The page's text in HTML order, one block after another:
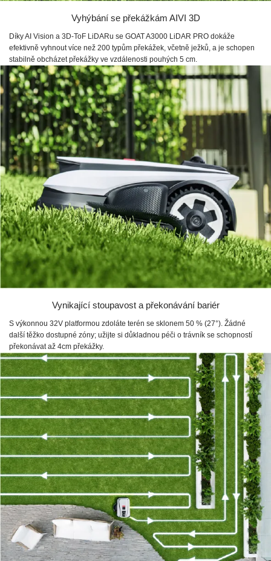
Vyhýbání se překážkám AIVI 3D
Díky AI Vision a 3D-ToF LiDARu se GOAT A3000 LiDAR PRO dokáže
efektivně vyhnout více než 200 typům překážek, včetně ježků, a je schopen
stabilně obcházet překážky ve vzdálenosti pouhých 5 cm.
Vynikající stoupavost a překonávání bariér
S výkonnou 32V platformou zdoláte terén se sklonem 50 % (27°). Žádné
další těžko dostupné zóny; užijte si důkladnou péči o trávník se schopností
překonávat až 4cm překážky.